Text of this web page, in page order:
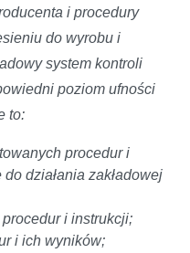
i procedury
do wyrobu i
system kontroli
poziom ufności
to:
procedur i
działania zakładowej
i instrukcji;
i ich wyników;